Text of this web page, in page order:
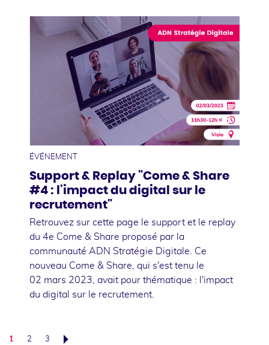
06
mars
ÉVÉNEMENT
Support & Replay "Come & Share
#4 : l'impact du digital sur le
recrutement"
Retrouvez sur cette page le support et le replay
du 4e Come & Share proposé par la
communauté ADN Stratégie Digitale. Ce
nouveau Come & Share, qui s'est tenu le
02 mars 2023, avait pour thématique : l'impact
du digital sur le recrutement.
1 2 3